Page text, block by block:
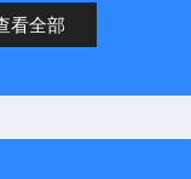
看全部